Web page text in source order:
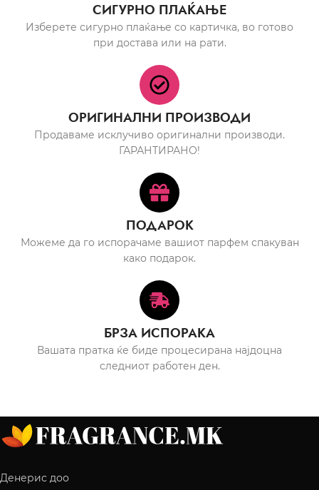
СИГУРНО ПЛАЌАЊЕ
Изберете сигурно плаќање со картичка, во готово
при достава или на рати.
ОРИГИНАЛНИ ПРОИЗВОДИ
Продаваме исклучиво оригинални производи.
ГАРАНТИРАНО!
ПОДАРОК
Можеме да го испорачаме вашиот парфем спакуван
како подарок.
БРЗА ИСПОРАКА
Вашата пратка ќе биде процесирана најдоцна
следниот работен ден.
Денерис доо